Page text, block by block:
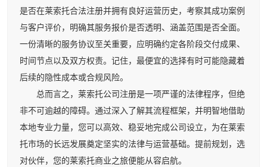
是否在莱索托合法注册并拥有良好运营历史，考察其成功案例
与客户评价，明确其服务报价是否透明、涵盖范围是否全面。
一份清晰的服务协议至关重要，应明确约定各阶段交付成果、
时间节点以及双方权责。记住，最便宜的选择有时可能隐藏着
后续的隐性成本或合规风险。
总而言之，莱索托公司注册是一项严谨的法律程序，但绝
非不可逾越的障碍。通过深入了解其流程框架，并明智地借助
本地专业力量，您可以高效、稳妥地完成公司设立，为在莱索
托市场的长远发展奠定坚实的法律与运营基础。提前规划，选
对伙伴，您的莱索托商业之旅便能从容启航。